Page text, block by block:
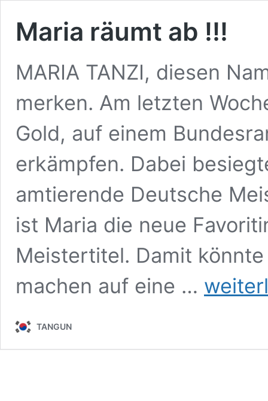
Maria räumt ab !!!
MARIA TANZI, diesen
merken. Am letzten
Gold, auf einem
erkämpfen. Dabei
amtierende Deutsche
ist Maria die neue
Meistertitel. Damit
machen auf eine …
räumt
TANGUN